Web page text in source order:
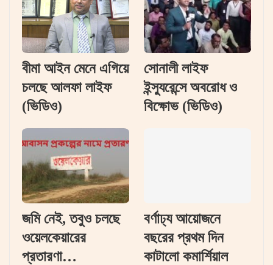
বীমা আইন মেনে এগিয়ে
চলছে আলফা লাইফ
(ভিডিও)
সোনালী লাইফ
ইন্স্যুরেন্সে অবরোধ ও
বিক্ষোভ (ভিডিও)
জমি নেই, তবুও চলছে
ওয়েলকেয়ারের
প্রতারণা…
বর্ণাঢ্য আয়োজনে
বছরের প্রথম দিন
কাটালো কমার্শিয়াল